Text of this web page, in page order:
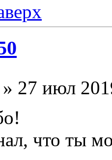
» 27 июл
что ты